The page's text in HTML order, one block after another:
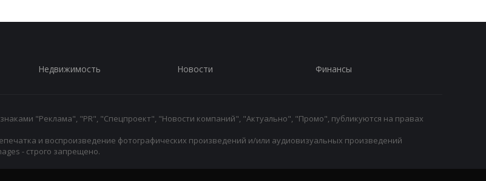
Недвижимость Новости Финансы
"Реклама", "PR", "Спецпроект", "Новости компаний", "Актуально", "Промо", публикуются на правах
и воспроизведение фотографических произведений и/или аудиовизуальных произведений
- строго запрещено.